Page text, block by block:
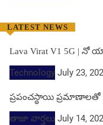
LATEST NEWS
Lava Virat V1 5G |
Technology July 23,
ప్రపంచస్థాయి
తాజా వార్తలు July 14,